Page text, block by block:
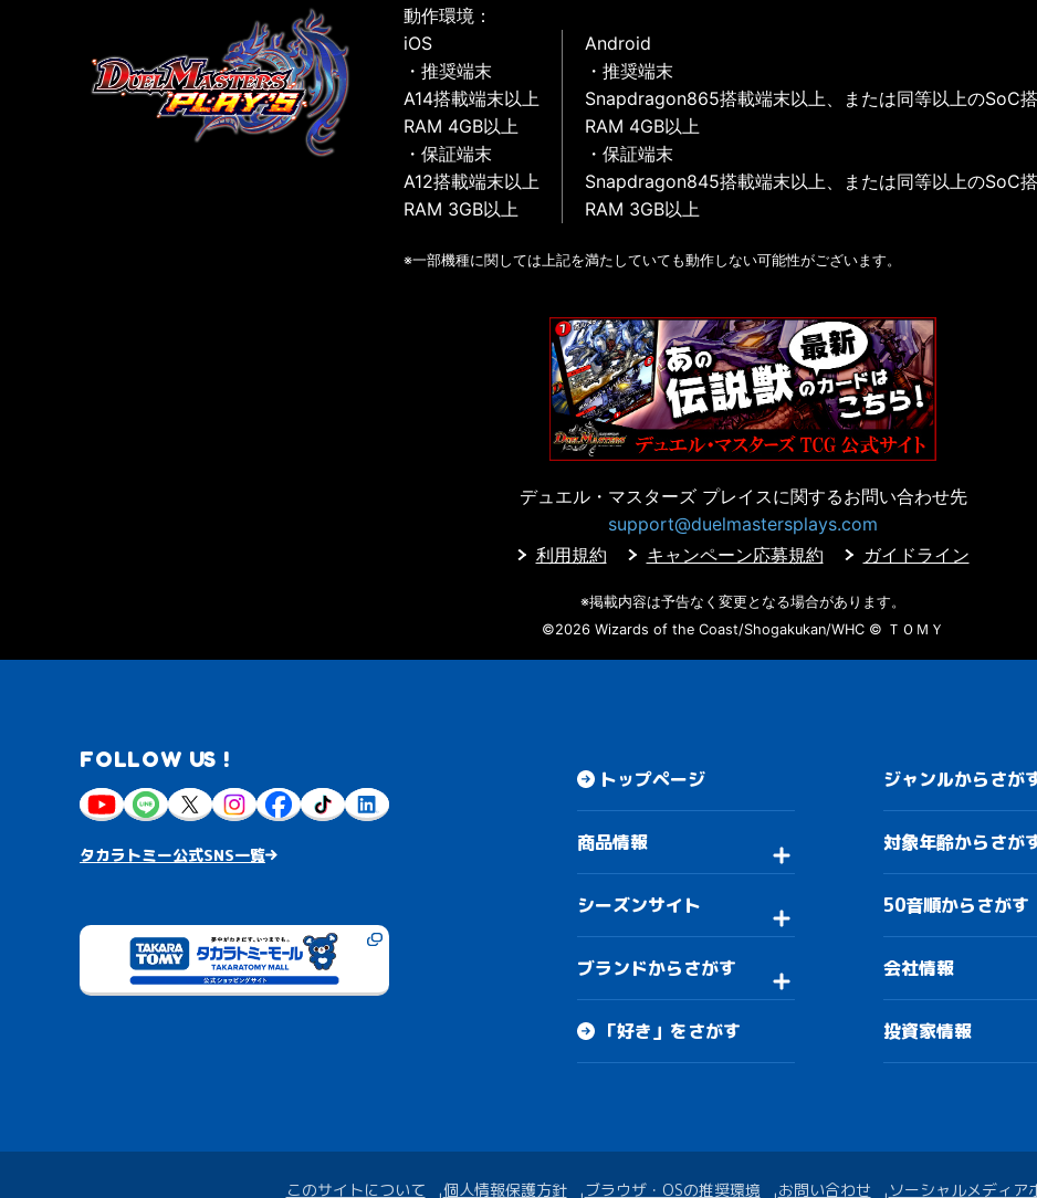
動作環境：
iOS
・推奨端末
A14搭載端末以上
RAM 4GB以上
・保証端末
A12搭載端末以上
RAM 3GB以上
Android
・推奨端末
Snapdragon865搭載端末以上、または同等以上のSoC
RAM 4GB以上
・保証端末
Snapdragon845搭載端末以上、または同等以上のSoC
RAM 3GB以上
※一部機種に関しては上記を満たしていても動作しない可能性がございます。
デュエル・マスターズ プレイスに関するお問い合わせ先
support@duelmastersplays.com
利用規約
キャンペーン応募規約 ガイドライン
※掲載内容は予告なく変更となる場合があります。
©2026 Wizards of the Coast/Shogakukan/WHC © ＴＯＭＹ
FOLLOW US !
タカラトミー公式SNS一覧
トップページ
商品情報
シーズンサイト
ブランドからさがす
「好き」をさがす
ジャンルからさが
対象年齢からさが
50音順からさがす
会社情報
投資家情報
このサイトについて 個人情報保護方針 ブラウザ・OSの推奨環境 お問い合わせ ソーシャルメディア